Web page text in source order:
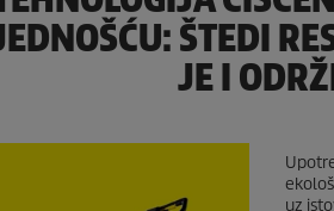
ŠTEDI
JE I
uz